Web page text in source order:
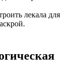
лекала для